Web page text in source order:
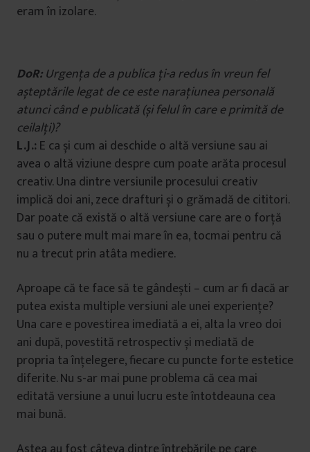
eram în izolare.
DoR:Urgența de a publica ți-a redus în vreun fel
așteptările legat de ce este narațiunea personală
atunci când e publicată (și felul în care e primită de
ceilalți)?
L.J.: E ca și cum ai deschide o altă versiune sau ai
avea o altă viziune despre cum poate arăta procesul
creativ. Una dintre versiunile procesului creativ
implică doi ani, zece drafturi și o grămadă de cititori.
Dar poate că există o altă versiune care are o forță
sau o putere mult mai mare în ea, tocmai pentru că
nu a trecut prin atâta mediere.
Aproape că te face să te gândești – cum ar fi dacă ar
putea exista multiple versiuni ale unei experiențe?
Una care e povestirea imediată a ei, alta la vreo doi
ani după, povestită retrospectiv și mediată de
propria ta înțelegere, fiecare cu puncte forte estetice
diferite. Nu s-ar mai pune problema că cea mai
editată versiune a unui lucru este întotdeauna cea
mai bună.